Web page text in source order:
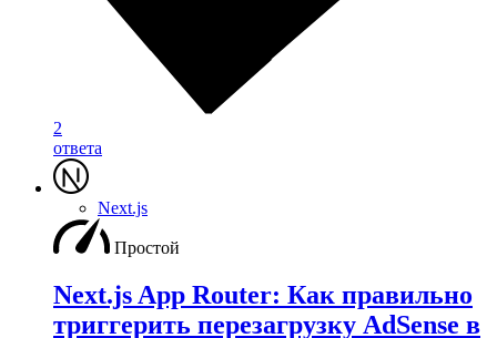
2
ответа
Next.js
Простой
Next.js App Router: Как правильно
триггерить перезагрузку AdSense в